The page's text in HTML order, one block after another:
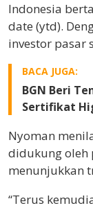
Indonesia
date (ytd).
investor pasar
BACA JUGA:
BGN Beri
Sertifikat
Nyoman
didukung oleh
menunjukkan
“Terus